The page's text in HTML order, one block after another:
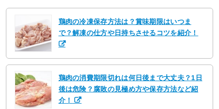
鶏肉の冷凍保存方法は？賞味期限はいつま
で？解凍の仕方や日持ちさせるコツを紹介！
鶏肉の消費期限切れは何日後まで大丈夫？1日
後は危険？腐敗の見極め方や保存方法など紹
介！